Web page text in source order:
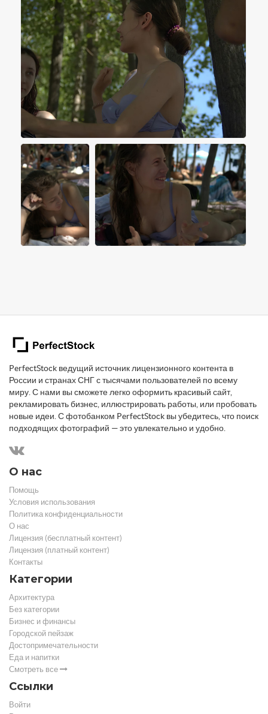
PerfectStock ведущий источник лицензионного контента в
России и странах СНГ с тысячами пользователей по всему
миру. С нами вы сможете легко оформить красивый сайт,
рекламировать бизнес, иллюстрировать работы, или пробовать
новые идеи. С фотобанком PerfectStock вы убедитесь, что поиск
подходящих фотографий — это увлекательно и удобно.
О нас
Помощь
Условия использования
Политика конфиденциальности
О нас
Лицензия (бесплатный контент)
Лицензия (платный контент)
Контакты
Категории
Архитектура
Без категории
Бизнес и финансы
Городской пейзаж
Достопримечательности
Еда и напитки
Смотреть все
Ссылки
Войти